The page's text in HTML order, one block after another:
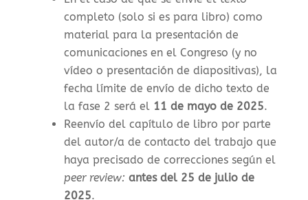
completo (solo si es para libro) como
material para la presentación de
comunicaciones en el Congreso (y no
vídeo o presentación de diapositivas), la
fecha límite de envío de dicho texto de
la fase 2 será el 11 de mayo de 2025.
Reenvío del capítulo de libro por parte
del autor/a de contacto del trabajo que
haya precisado de correcciones según el
peer review: antes del 25 de julio de
2025.